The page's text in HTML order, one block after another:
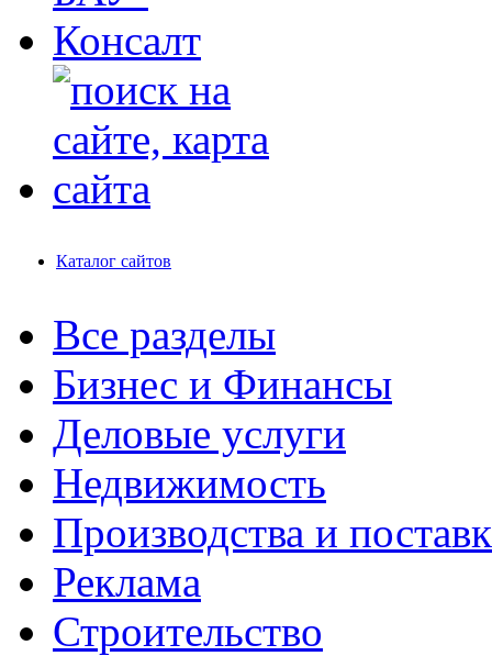
Каталог сайтов
Все разделы
Бизнес и Финансы
Деловые услуги
Недвижимость
Производства и
Реклама
Строительство